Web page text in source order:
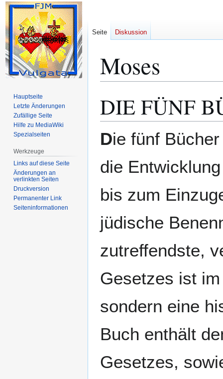
Moses
Navigation
Suche
DIE FÜNF
Die fünf
die
bis zum
jüdische
zutreffendste,
Gesetzes ist
sondern eine
Buch enthält
Gesetzes,
Seite Diskussion
Hauptseite
Letzte Änderungen
Zufällige Seite
Hilfe zu MediaWiki
Spezialseiten
Werkzeuge
Links auf diese Seite
Änderungen an
verlinkten Seiten
Druckversion
Permanenter Link
Seiten­­informationen